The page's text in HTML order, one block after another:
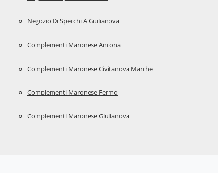
Negozio Di Specchi A Giulianova
Complementi Maronese Ancona
Complementi Maronese Civitanova Marche
Complementi Maronese Fermo
Complementi Maronese Giulianova